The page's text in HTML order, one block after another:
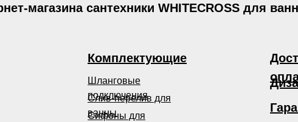
Комплектующие
Шланговые
подключения
Слив-перелив для
ванны
Сифоны для
магазина сантехники WHITECROSS для